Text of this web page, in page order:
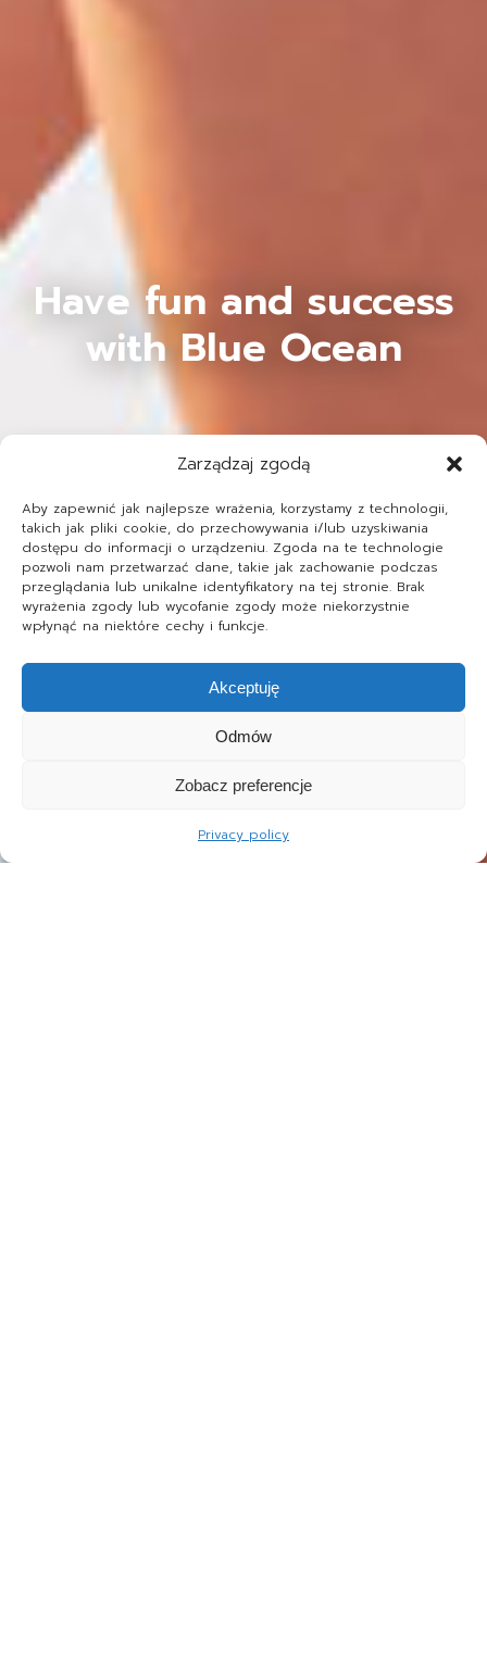
Zarządzaj zgodą
Aby zapewnić jak najlepsze wrażenia, korzystamy z technologii,
takich jak pliki cookie, do przechowywania i/lub uzyskiwania
dostępu do informacji o urządzeniu. Zgoda na te technologie
pozwoli nam przetwarzać dane, takie jak zachowanie podczas
przeglądania lub unikalne identyfikatory na tej stronie. Brak
wyrażenia zgody lub wycofanie zgody może niekorzystnie
wpłynąć na niektóre cechy i funkcje.
Akceptuję
Odmów
Zobacz preferencje
Privacy policy
Have fun and success
with Blue Ocean